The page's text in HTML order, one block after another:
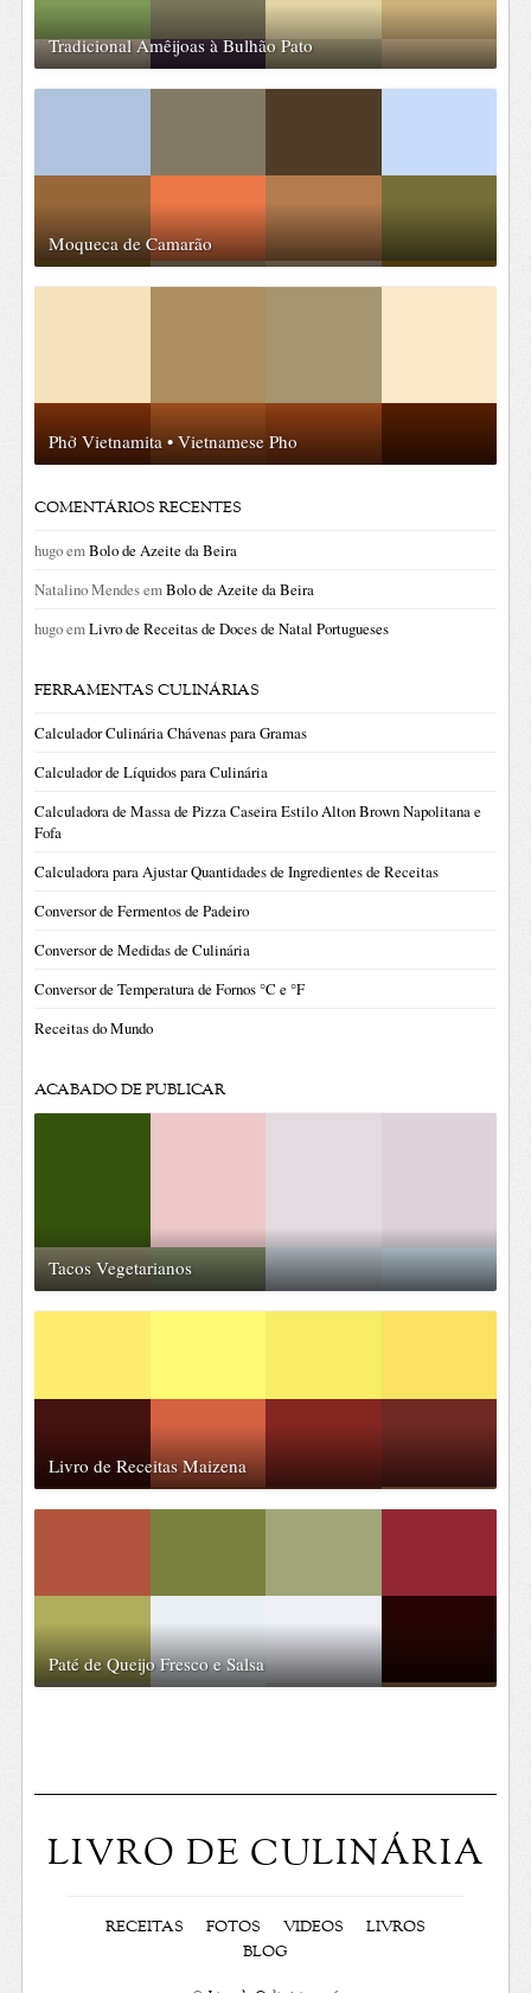
Tradicional Amêijoas à Bulhão Pato
Moqueca de Camarão
Phở Vietnamita • Vietnamese Pho
COMENTÁRIOS RECENTES
hugoemBolo de Azeite da Beira
Natalino MendesemBolo de Azeite da Beira
hugoemLivro de Receitas de Doces de Natal Portugueses
FERRAMENTAS CULINÁRIAS
Calculador Culinária Chávenas para Gramas
Calculador de Líquidos para Culinária
Calculadora de Massa de Pizza Caseira Estilo Alton Brown Napolitana e
Fofa
Calculadora para Ajustar Quantidades de Ingredientes de Receitas
Conversor de Fermentos de Padeiro
Conversor de Medidas de Culinária
Conversor de Temperatura de Fornos °C e °F
Receitas do Mundo
ACABADO DE PUBLICAR
Tacos Vegetarianos
Livro de Receitas Maizena
Paté de Queijo Fresco e Salsa
LIVRO DE CULINÁRIA
RECEITAS FOTOS VIDEOS
LIVROS
BLOG